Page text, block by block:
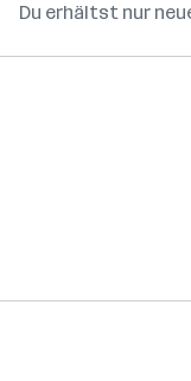
Du erhältst nur